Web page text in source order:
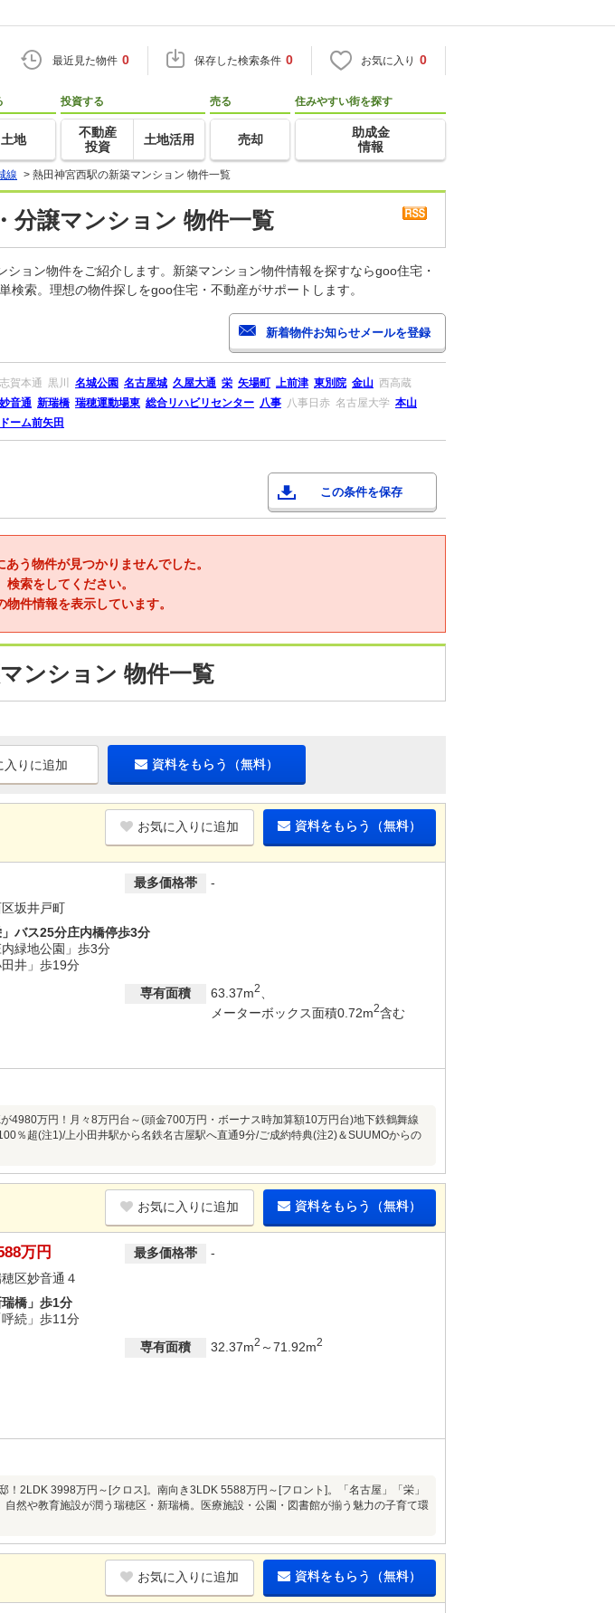
最近見た物件 0 保存した検索条件 0 お気に入り 0
土地
投資する
不動産
投資
土地活用
売る
売却
住みやすい街を探す
助成金
情報
線 > 熱田神宮西駅の新築マンション 物件一覧
分譲マンション 物件一覧
ョン物件をご紹介します。新築マンション物件情報を探すならgoo住宅・
索。理想の物件探しをgoo住宅・不動産がサポートします。
志賀本通 黒川 名城公園 名古屋城 久屋大通 栄 矢場町 上前津 東別院 金山 西高蔵
妙音通 新瑞橋 瑞穂運動場東 総合リハビリセンター 八事 八事日赤 名古屋大学 本山
ーム前矢田
この条件を保存
う物件が見つかりませんでした。
索をしてください。
件情報を表示しています。
ンション 物件一覧
入りに追加 資料をもらう（無料）
お気に入りに追加 資料をもらう（無料）
最多価格帯
-
坂井戸町
バス25分庄内橋停歩3分
緑地公園」歩3分
井」歩19分
専有面積 63.37m2
メーターボックス面積0.72m2含む
4980万円！月々8万円台～(頭金700万円・ボーナス時加算額10万円台)地下鉄鶴舞線
％超(注1)/上小田井駅から名鉄名古屋駅へ直通9分/ご成約特典(注2)＆SUUMOからの
お気に入りに追加 資料をもらう（無料）
万円 最多価格帯
-
区妙音通４
橋」歩1分
続」歩11分
専有面積 32.37m2 ～71.92m2
2LDK 3998万円～[クロス]。南向き3LDK 5588万円～[フロント]。「名古屋」「栄」
自然や教育施設が潤う瑞穂区・新瑞橋。医療施設・公園・図書館が揃う魅力の子育て環
お気に入りに追加 資料をもらう（無料）